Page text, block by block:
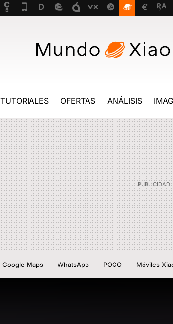
TUTORIALES OFERTAS ANÁLISIS
Google Maps WhatsApp POCO Móviles